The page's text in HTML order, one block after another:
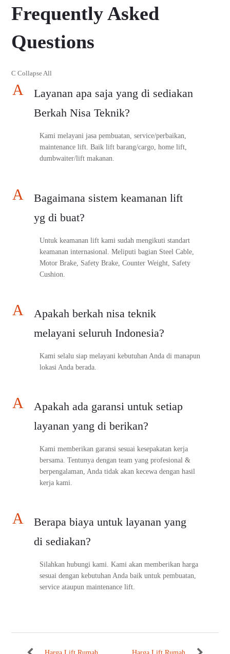
Frequently Asked
Questions
C Collapse All
A
Layanan apa saja yang di sediakan
Berkah Nisa Teknik?
Kami melayani jasa pembuatan, service/perbaikan,
maintenance lift. Baik lift barang/cargo, home lift,
dumbwaiter/lift makanan.
A
Bagaimana sistem keamanan lift
yg di buat?
Untuk keamanan lift kami sudah mengikuti standart
keamanan internasional. Meliputi bagian Steel Cable,
Motor Brake, Safety Brake, Counter Weight, Safety
Cushion.
A
Apakah berkah nisa teknik
melayani seluruh Indonesia?
Kami selalu siap melayani kebutuhan Anda di manapun
lokasi Anda berada.
A
Apakah ada garansi untuk setiap
layanan yang di berikan?
Kami memberikan garansi sesuai kesepakatan kerja
bersama. Tentunya dengan team yang profesional &
berpengalaman, Anda tidak akan kecewa dengan hasil
kerja kami.
A
Berapa biaya untuk layanan yang
di sediakan?
Silahkan hubungi kami. Kami akan memberikan harga
sesuai dengan kebutuhan Anda baik untuk pembuatan,
service ataupun maintenance lift.